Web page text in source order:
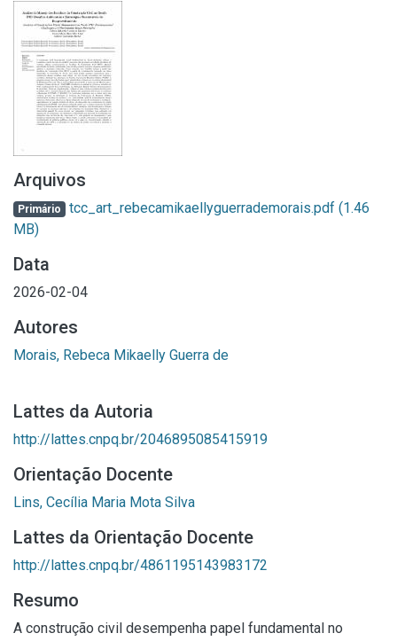
Arquivos
Primário tcc_art_rebecamikaellyguerrademorais.pdf (1.46
MB)
Data
2026-02-04
Autores
Morais, Rebeca Mikaelly Guerra de
Lattes da Autoria
http://lattes.cnpq.br/2046895085415919
Orientação Docente
Lins, Cecília Maria Mota Silva
Lattes da Orientação Docente
http://lattes.cnpq.br/4861195143983172
Resumo
A construção civil desempenha papel fundamental no